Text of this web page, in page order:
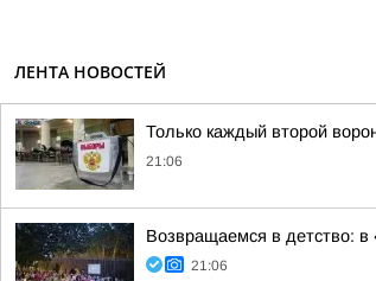
ЛЕНТА НОВОСТЕЙ
Только каждый второй
21:06
Возвращаемся в детство: в
21:06